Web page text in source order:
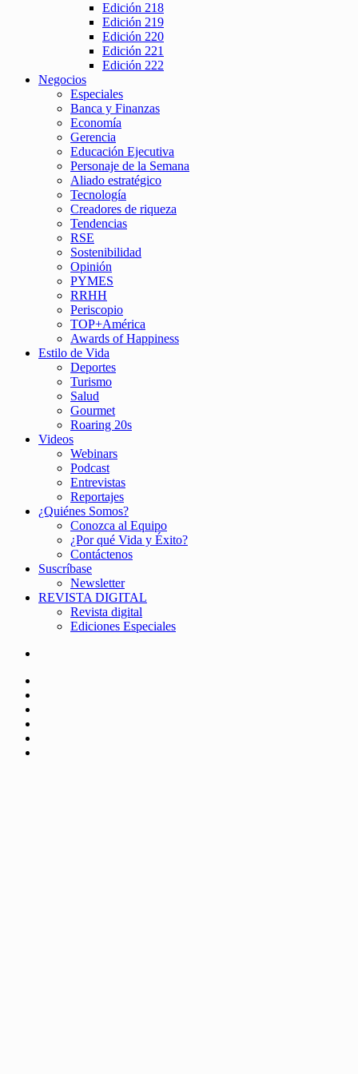
Edición 218
Edición 219
Edición 220
Edición 221
Edición 222
Negocios
Especiales
Banca y Finanzas
Economía
Gerencia
Educación Ejecutiva
Personaje de la Semana
Aliado estratégico
Tecnología
Creadores de riqueza
Tendencias
RSE
Sostenibilidad
Opinión
PYMES
RRHH
Periscopio
TOP+América
Awards of Happiness
Estilo de Vida
Deportes
Turismo
Salud
Gourmet
Roaring 20s
Videos
Webinars
Podcast
Entrevistas
Reportajes
¿Quiénes Somos?
Conozca al Equipo
¿Por qué Vida y Éxito?
Contáctenos
Suscríbase
Newsletter
REVISTA DIGITAL
Revista digital
Ediciones Especiales